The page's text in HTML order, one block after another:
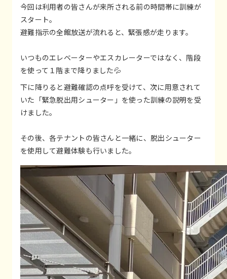
今回は利用者の皆さんが来所される前の時間帯に訓練が
スタート。
避難指示の全館放送が流れると、緊張感が走ります。
いつものエレベーターやエスカレーターではなく、階段
を使って１階まで降りました💦
下に降りると避難確認の点呼を受けて、次に用意されて
いた「緊急脱出用シューター」を使った訓練の説明を受
けました。
その後、各テナントの皆さんと一緒に、脱出シューター
を使用して避難体験も行いました。